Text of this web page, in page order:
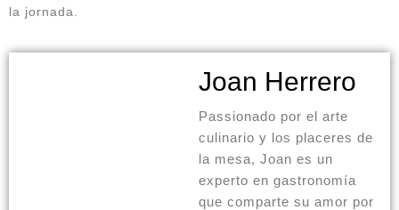
la jornada.
Joan Herrero
Passionado por el arte
culinario y los placeres de
la mesa, Joan es un
experto en gastronomía
que comparte su amor por